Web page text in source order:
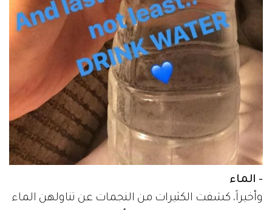
- الماء
وأخيراً، كشفت الكثيرات من النجمات عن تناولهن الماء